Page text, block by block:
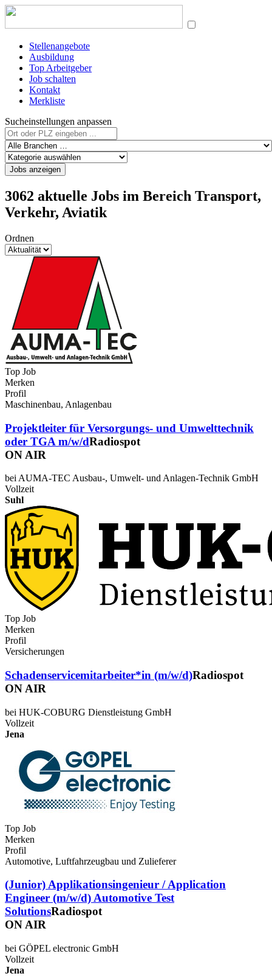
Stellenangebote
Ausbildung
Top Arbeitgeber
Job schalten
Kontakt
Merkliste
Sucheinstellungen anpassen
Jobs anzeigen
3062 aktuelle Jobs im Bereich Transport,
Verkehr, Aviatik
Ordnen
Top Job
Merken
Profil
Maschinenbau, Anlagenbau
Projektleiter für Versorgungs- und Umwelttechnik
oder TGA m/w/dRadiospot
ON AIR
bei AUMA-TEC Ausbau-, Umwelt- und Anlagen-Technik GmbH
Vollzeit
Suhl
Top Job
Merken
Profil
Versicherungen
Schadenservicemitarbeiter*in (m/w/d)Radiospot
ON AIR
bei HUK-COBURG Dienstleistung GmbH
Vollzeit
Jena
Top Job
Merken
Profil
Automotive, Luftfahrzeugbau und Zulieferer
(Junior) Applikationsingenieur / Application
Engineer (m/w/d) Automotive Test
SolutionsRadiospot
ON AIR
bei GÖPEL electronic GmbH
Vollzeit
Jena